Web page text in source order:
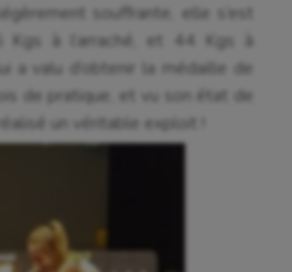
rythmiquesouffrante, elle s’est
Kgs à l’arraché, et 44 Kgs à
a valu d’obtenir la médaille de
de pratique, et vu son état de
un véritable exploit !